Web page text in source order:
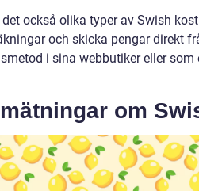
också olika typer av Swish
och skicka pengar direkt
i sina webbutiker eller
om